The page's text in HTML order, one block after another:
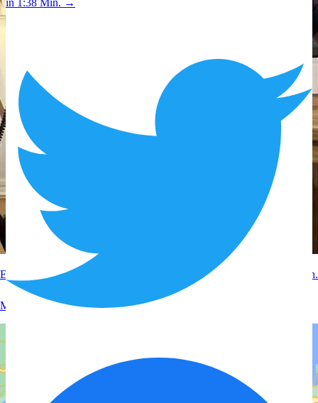
Experteninterview mit RTL zum Thema Google Bewertungen löschen.
Mehr